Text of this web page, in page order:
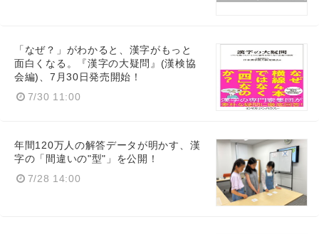
「なぜ？」がわかると、漢字がもっと
面白くなる。『漢字の大疑問』(漢検協
会編)、7月30日発売開始！
7/30 11:00
年間120万人の解答データが明かす、漢
字の「間違いの"型"」を公開！
7/28 14:00